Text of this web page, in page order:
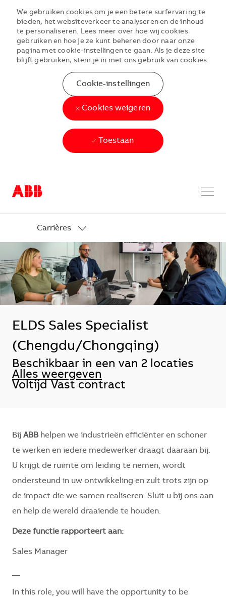
Carrières
We gebruiken cookies om je een betere surfervaring te
bieden, het websiteverkeer te analyseren en de inhoud
te personaliseren. Lees meer over hoe wij cookies
gebruiken en hoe je ze kunt beheren door naar onze
pagina met cookie-instellingen te gaan. Als je deze site
blijft gebruiken, stem je in met ons gebruik van cookies.
Cookie-instellingen
Cookies weigeren
Toestaan
ELDS Sales Specialist
(Chengdu/Chongqing)
Beschikbaar in een van 2 locaties
Alles weergeven
Voltijd Vast contract
Bij ABB helpen we industrieën efficiënter en schoner
te werken en iedere medewerker draagt daaraan bij.
U krijgt de ruimte om leiding te nemen, wordt
ondersteund in uw ontwikkeling en zult trots zijn op
de impact die we samen realiseren. Sluit u bij ons aan
en help de wereld draaiende te houden.
Deze functie rapporteert aan:
Sales Manager
In this role, you will have the opportunity to be